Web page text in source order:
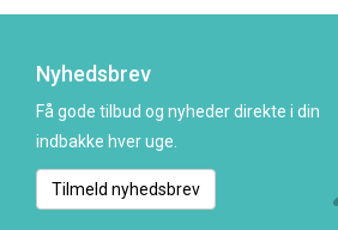
Nyhedsbrev
Få gode tilbud og nyheder direkte i din
indbakke hver uge.
Tilmeld nyhedsbrev